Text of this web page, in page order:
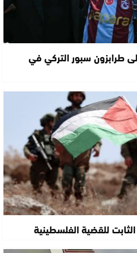
طرابزون سبور التركي في
للقضية الفلسطينية